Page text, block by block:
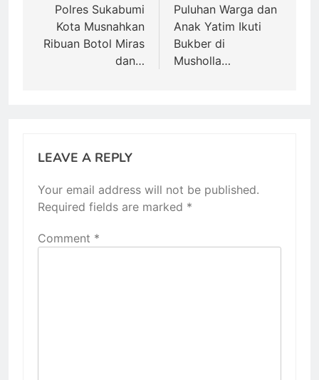
navigation
Polres Sukabumi
Kota Musnahkan
Ribuan Botol Miras
dan…
Puluhan Warga dan
Anak Yatim Ikuti
Bukber di
Musholla…
LEAVE A REPLY
Your email address will not be published.
Required fields are marked *
Comment *